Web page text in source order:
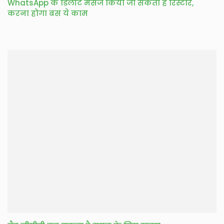
WhatsApp के डिलीट मैसेज किया जा सकता है रिस्टोर,
करना होगा बस ये काम